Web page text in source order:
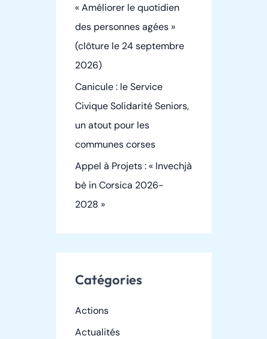
« Améliorer le quotidien
des personnes agées »
(clôture le 24 septembre
2026)
Canicule : le Service
Civique Solidarité Seniors,
un atout pour les
communes corses
Appel à Projets : « Invechjà
bè in Corsica 2026-
2028 »
Catégories
Actions
Actualités